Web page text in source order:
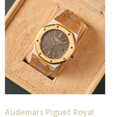
Audemars Piguet Royal